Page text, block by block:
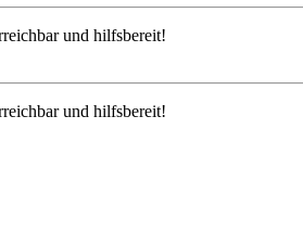
und hilfsbereit!
und hilfsbereit!